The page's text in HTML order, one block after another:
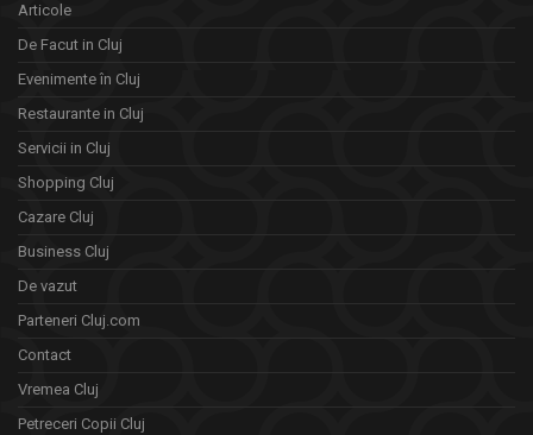
Articole
De Facut in Cluj
Evenimente în Cluj
Restaurante in Cluj
Servicii in Cluj
Shopping Cluj
Cazare Cluj
Business Cluj
De vazut
Parteneri Cluj.com
Contact
Vremea Cluj
Petreceri Copii Cluj